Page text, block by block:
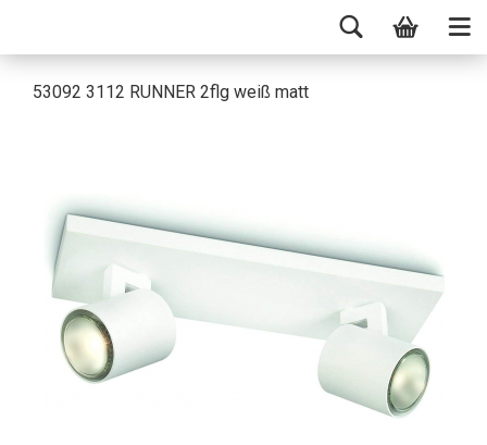
53092 3112 RUNNER 2flg weiß matt